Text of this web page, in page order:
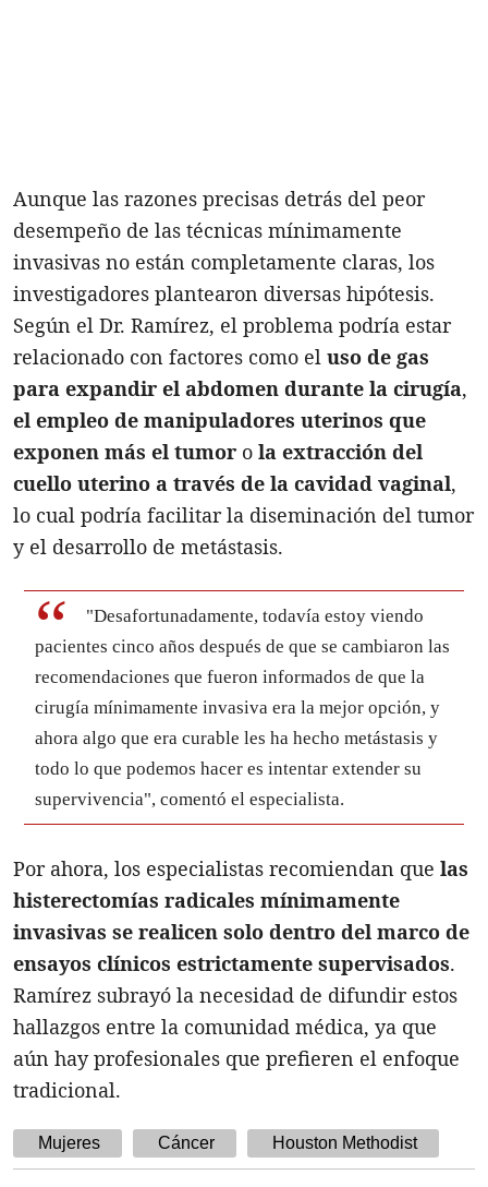
Aunque las razones precisas detrás del peor
desempeño de las técnicas mínimamente
invasivas no están completamente claras, los
investigadores plantearon diversas hipótesis.
Según el Dr. Ramírez, el problema podría estar
relacionado con factores como el uso de gas
para expandir el abdomen durante la cirugía,
el empleo de manipuladores uterinos que
exponen más el tumor o la extracción del
cuello uterino a través de la cavidad vaginal,
lo cual podría facilitar la diseminación del tumor
y el desarrollo de metástasis.
"Desafortunadamente, todavía estoy viendo
pacientes cinco años después de que se cambiaron las
recomendaciones que fueron informados de que la
cirugía mínimamente invasiva era la mejor opción, y
ahora algo que era curable les ha hecho metástasis y
todo lo que podemos hacer es intentar extender su
supervivencia", comentó el especialista.
Por ahora, los especialistas recomiendan que las
histerectomías radicales mínimamente
invasivas se realicen solo dentro del marco de
ensayos clínicos estrictamente supervisados.
Ramírez subrayó la necesidad de difundir estos
hallazgos entre la comunidad médica, ya que
aún hay profesionales que prefieren el enfoque
tradicional.
Mujeres Cáncer Houston Methodist